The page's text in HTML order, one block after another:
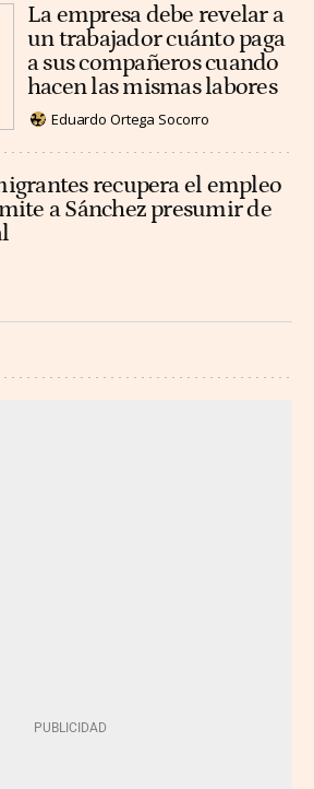
La empresa debe revelar a
un trabajador cuánto paga
a sus compañeros cuando
hacen las mismas labores
Eduardo Ortega Socorro
recupera el empleo
a Sánchez presumir de